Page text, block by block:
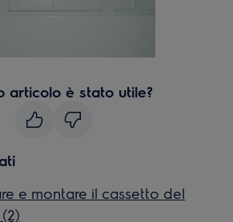
articolo è stato utile?
e montare il cassetto del